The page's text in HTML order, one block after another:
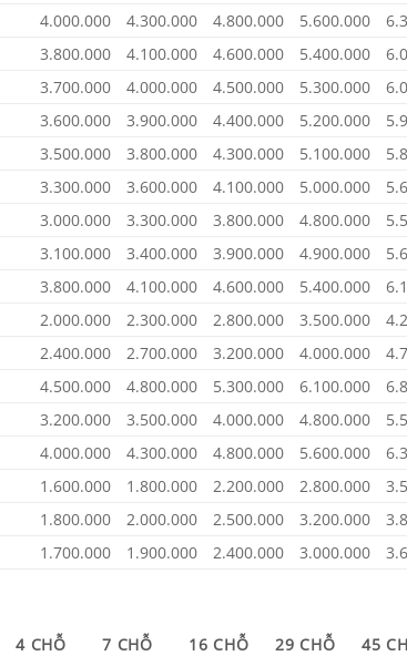
4.000.000 4.300.000 4.800.000 5.600.000
3.800.000 4.100.000 4.600.000 5.400.000
3.700.000 4.000.000 4.500.000 5.300.000
3.600.000 3.900.000 4.400.000 5.200.000
3.500.000 3.800.000 4.300.000 5.100.000
3.300.000 3.600.000 4.100.000 5.000.000
3.000.000 3.300.000 3.800.000 4.800.000
3.100.000 3.400.000 3.900.000 4.900.000
3.800.000 4.100.000 4.600.000 5.400.000
2.000.000 2.300.000 2.800.000 3.500.000
2.400.000 2.700.000 3.200.000 4.000.000
4.500.000 4.800.000 5.300.000 6.100.000
3.200.000 3.500.000 4.000.000 4.800.000
4.000.000 4.300.000 4.800.000 5.600.000
1.600.000 1.800.000 2.200.000 2.800.000
1.800.000 2.000.000 2.500.000 3.200.000
1.700.000 1.900.000 2.400.000 3.000.000
4 CHỖ 7 CHỖ 16 CHỖ 29 CHỖ
45